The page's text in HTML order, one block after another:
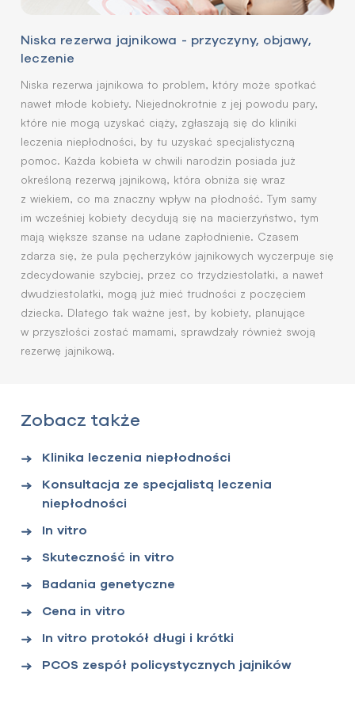
Niska rezerwa jajnikowa - przyczyny, objawy,
leczenie
Niska rezerwa jajnikowa to problem, który może spotkać
nawet młode kobiety. Niejednokrotnie z jej powodu pary,
które nie mogą uzyskać ciąży, zgłaszają się do kliniki
leczenia niepłodności, by tu uzyskać specjalistyczną
pomoc. Każda kobieta w chwili narodzin posiada już
określoną rezerwą jajnikową, która obniża się wraz
z wiekiem, co ma znaczny wpływ na płodność. Tym samy
im wcześniej kobiety decydują się na macierzyństwo, tym
mają większe szanse na udane zapłodnienie. Czasem
zdarza się, że pula pęcherzyków jajnikowych wyczerpuje się
zdecydowanie szybciej, przez co trzydziestolatki, a nawet
dwudziestolatki, mogą już mieć trudności z poczęciem
dziecka. Dlatego tak ważne jest, by kobiety, planujące
w przyszłości zostać mamami, sprawdzały również swoją
rezerwę jajnikową.
Zobacz także
Klinika leczenia niepłodności
Konsultacja ze specjalistą leczenia
niepłodności
In vitro
Skuteczność in vitro
Badania genetyczne
Cena in vitro
In vitro protokół długi i krótki
PCOS zespół policystycznych jajników